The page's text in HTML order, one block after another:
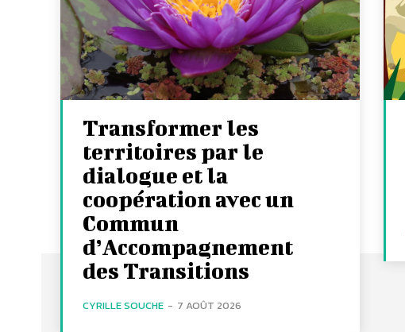
Transformer les
territoires par le
dialogue et la
coopération avec un
Commun
d’Accompagnement
des Transitions
CYRILLE SOUCHE - 7 AOÛT 2026